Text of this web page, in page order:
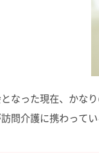
なった現在、かな
問介護に携わって